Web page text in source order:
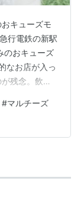
キューズモ
行電鉄の新駅
のおキューズ
なお店が入っ
残念。飲食
したころか
い棟がで
。 今回初め
まず、施設
#マルチーズ